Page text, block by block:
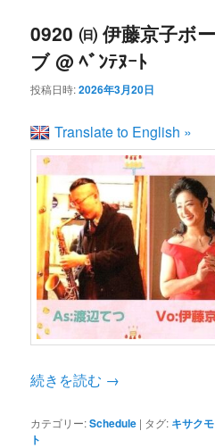
コ
ン
テ
ン
ツ
へ
移
ン
テ
ン
ツ
へ
移
動
0920 ㈰ 伊藤京子ボ
ブ @ ﾍﾞﾝﾃﾇｰﾄ
投稿日時:2026年3月20日
Translate to English »
続きを読む →
カテゴリー:Schedule | タグ: キサク
ト